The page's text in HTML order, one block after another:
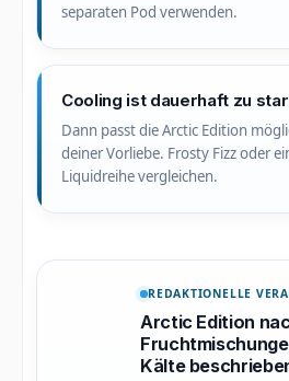
separaten Pod verwenden.
Cooling ist dauerhaft zu
Dann passt die Arctic Edition
deiner Vorliebe. Frosty Fizz oder
Liquidreihe vergleichen.
REDAKTIONELLE
Arctic Edition
Kälte